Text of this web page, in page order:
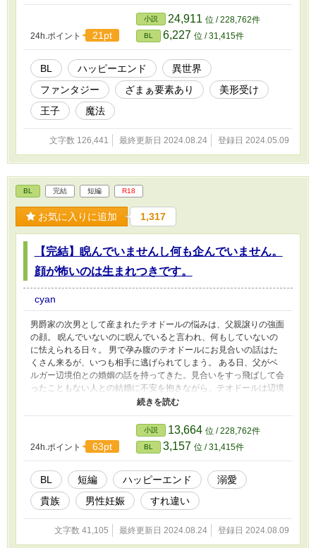
なかった。その真実が明かされる時、ジョシュアは、皇帝は、母国
フレイヤはどうなってしまうのか。 R-18のお話にはタイトルに※
つけてます。
24h.ポイント 21pt
小説 24,911 位 / 228,762件
BL 6,227 位 / 31,415件
BL ハッピーエンド
異世界
ファンタジー
ざまぁ要素あり
美形受け
王子
魔法
文字数 126,441 最終更新日 2024.08.24 登録日 2024.05.09
BL 完結 短編 R18
お気に入りに追加 1,317
【完結】睨んでいませんし何も企んでいません。
顔が怖いのは生まれつきです。
cyan
男爵家の次男として産まれたテオドールの悩みは、父親譲りの強面
の顔。 睨んでいないのに睨んでいると言われ、何もしていないの
に怯えられる日々。 男で孕み腹のテオドールにお見合いの話はた
くさん来るが、いつも相手に逃げられてしまう。 ある日、父がベ
ルガー辺境伯との婚姻の話を持ってきた。見合いをすっ飛ばして会
ったこともない人との結婚に不安を抱きながら、テオドールは辺境
へと向かった。 そこでは、いきなり騎士に囲まれ、夫のフィリッ
プ様を殺そうと企んでいると疑われて監視される日々が待ってい
た。 睨んでないのに、嫁いだだけで何も企んでいないのに…… い
つその誤解は解けるのか。 3万字ほどの作品です。サクサクあげて
いきます。 ※男性妊娠の表現が出てくるので苦手な方はご注意く
ださい
24h.ポイント 63pt
小説 13,664 位 / 228,762件
BL 3,157 位 / 31,415件
BL 短編 ハッピーエンド
溺愛
貴族
男性妊娠 すれ違い
文字数 41,105 最終更新日 2024.08.24 登録日 2024.08.09